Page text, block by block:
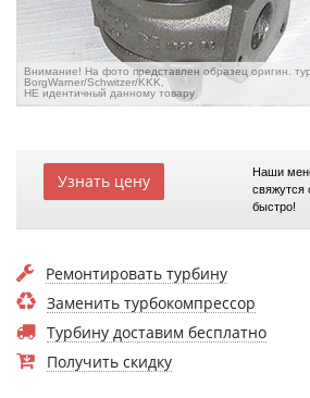
Внимание! На фото представлен образец оригин.
BorgWarner/Schwitzer/KKK,
НЕ идентичный данному товару
Узнать цену
Наши
свяжутся
быстро!
Ремонтировать турбину
Заменить турбокомпрессор
Турбину доставим бесплатно
Получить скидку